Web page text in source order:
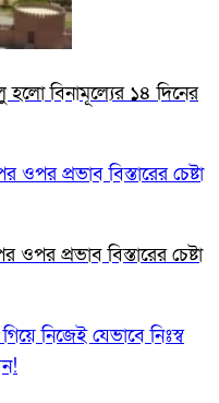
বিনামূল্যের ১৪ দিনের
ওপর প্রভাব বিস্তারের চেষ্টা